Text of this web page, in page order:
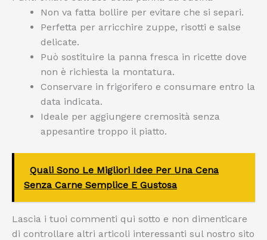
Non va fatta bollire per evitare che si separi.
Perfetta per arricchire zuppe, risotti e salse
delicate.
Può sostituire la panna fresca in ricette dove
non è richiesta la montatura.
Conservare in frigorifero e consumare entro la
data indicata.
Ideale per aggiungere cremosità senza
appesantire troppo il piatto.
Quali Sono Le Migliori Idee Per Una Cena
Senza Carne Semplice E Gustosa
Lascia i tuoi commenti qui sotto e non dimenticare
di controllare altri articoli interessanti sul nostro sito